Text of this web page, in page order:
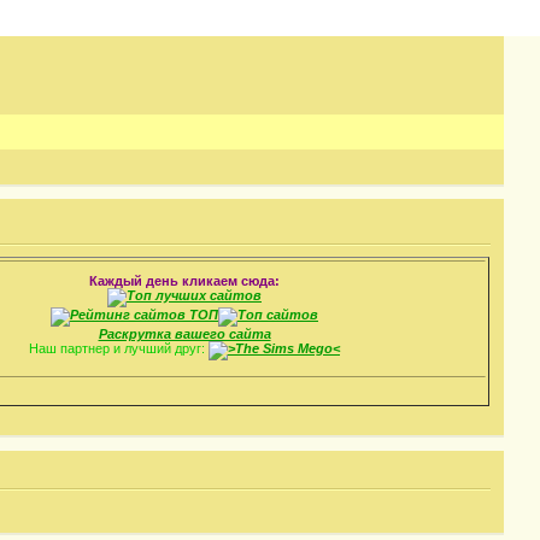
Каждый день кликаем сюда:
Раскрутка вашего сайта
Наш партнер и лучший друг: